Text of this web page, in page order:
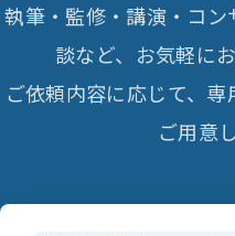
執筆・監修・講演・コ
談など、お気軽に
ご依頼内容に応じて、
ご用意